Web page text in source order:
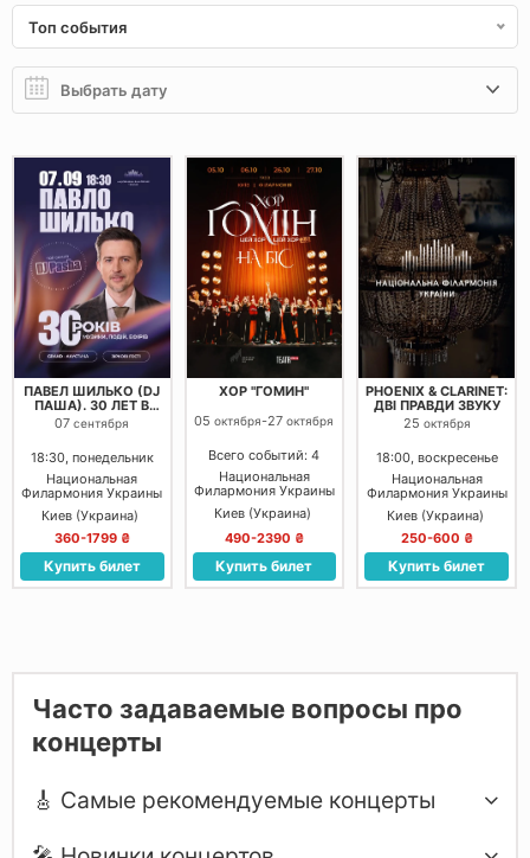
Топ события
ПАВЕЛ ШИЛЬКО (DJ
ПАША). 30 ЛЕТ В
МУЗЫКЕ.
АКУСТИЧЕСКИЙ
07сентября
18:30, понедельник
Национальная
Филармония Украины
Киев (Украина)
360-1799 ₴
Купить билет
ХОР "ГОМИН"
05октября-27октября
Всего событий: 4
Национальная
Филармония Украины
Киев (Украина)
490-2390 ₴
Купить билет
PHOENIX & CLARINET:
ДВІ ПРАВДИ ЗВУКУ
25 октября
18:00, воскресенье
Национальная
Филармония Украины
Киев (Украина)
250-600 ₴
Купить билет
Часто задаваемые вопросы про
концерты
🎸 Самые рекомендуемые концерты